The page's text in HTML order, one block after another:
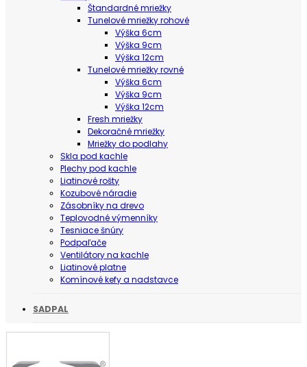
Štandardné mriežky
Tunelové mriežky rohové
Výška 6cm
Výška 9cm
Výška 12cm
Tunelové mriežky rovné
Výška 6cm
Výška 9cm
Výška 12cm
Fresh mriežky
Dekoračné mriežky
Mriežky do podlahy
Skla pod kachle
Plechy pod kachle
Liatinové rošty
Kozubové náradie
Zásobníky na drevo
Teplovodné výmenníky
Tesniace šnúry
Podpaľače
Ventilátory na kachle
Liatinové platne
Komínové kefy a nadstavce
SADPAL